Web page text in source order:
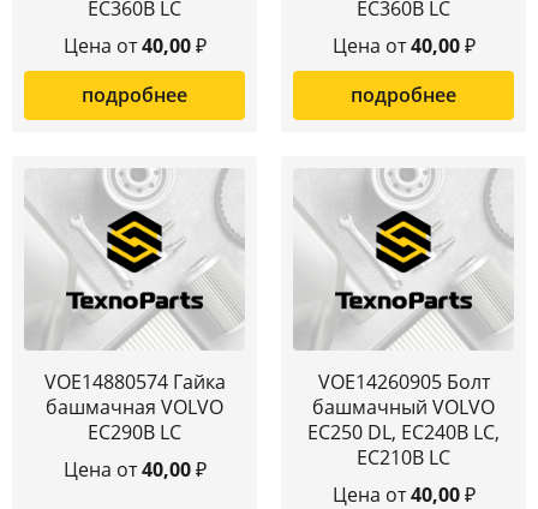
EC360B LC
Цена от40,00₽
подробнее
EC360B LC
Цена от40,00₽
подробнее
VOE14880574 Гайка
башмачная VOLVO
EC290B LC
Цена от40,00₽
VOE14260905 Болт
башмачный VOLVO
EC250 DL, EC240B LC,
EC210B LC
Цена от40,00₽